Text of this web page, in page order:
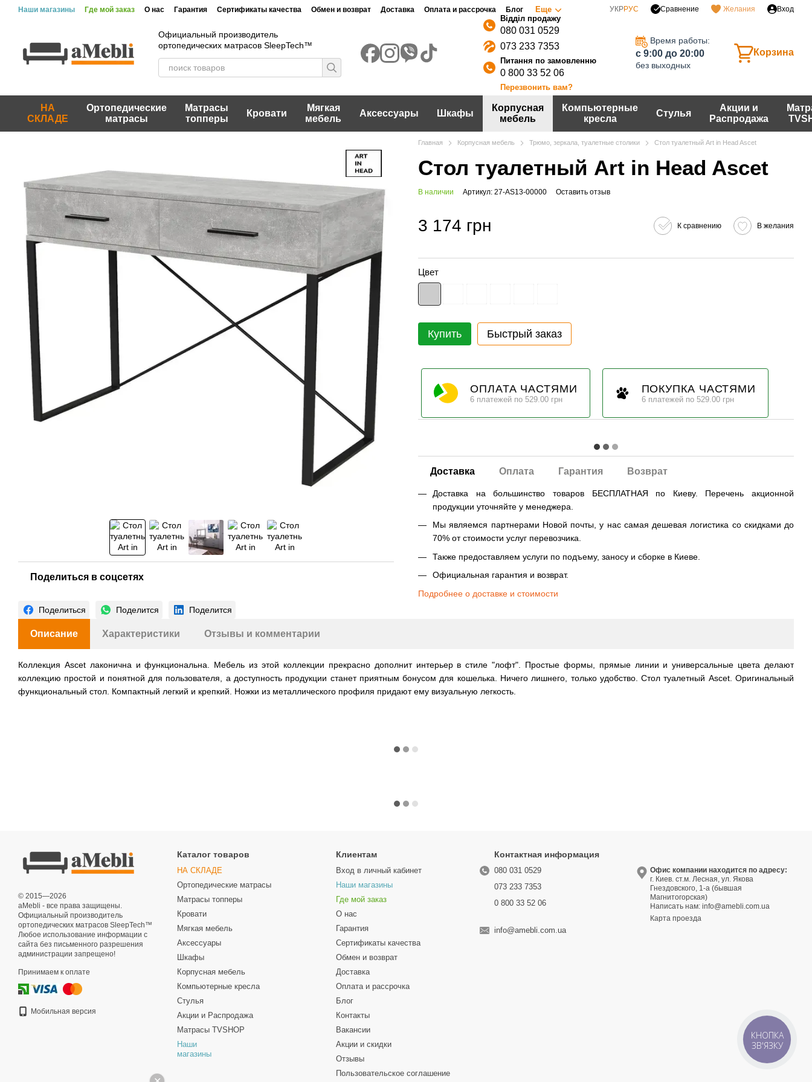
Перейти к основному контенту
Наши магазины Где мой заказ О нас Гарантия Сертификаты качества Обмен и возврат Доставка Оплата и рассрочка Блог Еще УКРРУС Сравнение Желания Вход
Официальный производитель
ортопедических матрасов SleepTech™
080 031 0529
073 233 7353
0 800 33 52 06
Перезвонить вам?
Время работы:
c 9:00 до 20:00
без выходных
Корзина
НА
СКЛАДЕ
Ортопедические
матрасы
Матрасы
топперы
Кровати
Мягкая
мебель
Аксессуары Шкафы
Корпусная
мебель
Компьютерные
кресла
Стулья
Акции и
Распродажа
Поделиться в соцсетях
Поделиться Поделится Поделится
Главная Корпусная мебель Трюмо, зеркала, туалетные столики Стол туалетный Art in Head Asсet
Стол туалетный Art in Head Asсet
В наличии Артикул: 27-AS13-00000 Оставить отзыв
3 174 грн К сравнению В желания
Цвет
Купить Быстрый заказ
ОПЛАТА ЧАСТЯМИ
6 платежей по 529.00 грн
ПОКУПКА ЧАСТЯМИ
6 платежей по 529.00 грн
Доставка Оплата Гарантия Возврат
Доставка на большинство товаров БЕСПЛАТНАЯ по Киеву. Перечень акционной
продукции уточняйте у менеджера.
Мы являемся партнерами Новой почты, у нас самая дешевая логистика со скидками до
70% от стоимости услуг перевозчика.
Также предоставляем услуги по подъему, заносу и сборке в Киеве.
Официальная гарантия и возврат.
Подробнее о доставке и стоимости
Описание Характеристики Отзывы и комментарии
Коллекция Ascet лаконична и функциональна. Мебель из этой коллекции прекрасно дополнит интерьер в стиле "лофт". Простые формы, прямые линии и универсальные цвета делают
коллекцию простой и понятной для пользователя, а доступность продукции станет приятным бонусом для кошелька. Ничего лишнего, только удобство. Стол туалетный Ascet. Оригинальный
функциональный стол. Компактный легкий и крепкий. Ножки из металлического профиля придают ему визуальную легкость.
© 2015—2026
aMebli - все права защищены.
Официальный производитель
ортопедических матрасов SleepTech™
Любое использование информации с
сайта без письменного разрешения
администрации запрещено!
Принимаем к оплате
Мобильная версия
Каталог товаров
НА СКЛАДЕ
Ортопедические матрасы
Матрасы топперы
Кровати
Мягкая мебель
Аксессуары
Шкафы
Корпусная мебель
Компьютерные кресла
Стулья
Акции и Распродажа
Матрасы TVSHOP
Наши
магазины
Клиентам
Вход в личный кабинет
Наши магазины
Где мой заказ
О нас
Гарантия
Сертификаты качества
Обмен и возврат
Доставка
Оплата и рассрочка
Блог
Контакты
Вакансии
Акции и скидки
Отзывы
Пользовательское соглашение
Контактная информация
080 031 0529
073 233 7353
0 800 33 52 06
info@amebli.com.ua
Офис компании находится по адресу:
г. Киев. ст.м. Лесная, ул. Якова
Гнездовского, 1-а (бывшая
Магнитогорская)
Написать нам:info@amebli.com.ua
Карта проезда
КНОПКА
ЗВ'ЯЗКУ